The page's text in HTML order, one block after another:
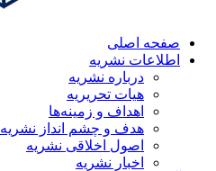
صفحه اصلی
اطلاعات نشریه
درباره نشریه
هیات تحریریه
اهداف و زمینه‌ها
هدف و چشم انداز نشریه
اصول اخلاقی نشریه
اخبار نشریه